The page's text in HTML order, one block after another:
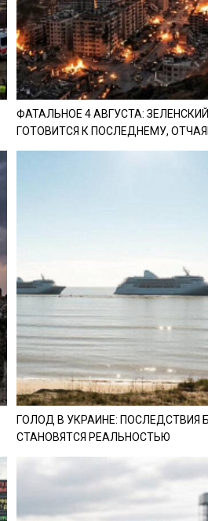
ФАТАЛЬНОЕ 4 АВГУСТА:
ГОТОВИТСЯ К ПОСЛЕДНЕМУ,
ГОЛОД В УКРАИНЕ: ПОСЛЕДСТВИЯ
СТАНОВЯТСЯ РЕАЛЬНОСТЬЮ